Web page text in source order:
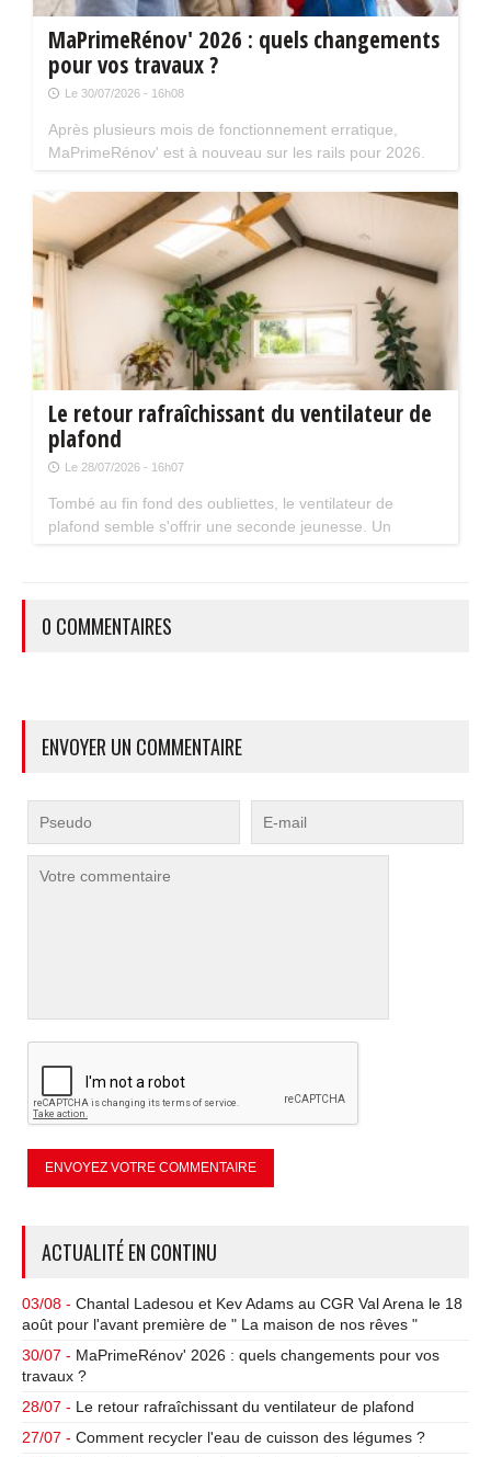
MaPrimeRénov' 2026 : quels changements
pour vos travaux ?
Le 30/07/2026 - 16h08
Après plusieurs mois de fonctionnement erratique,
MaPrimeRénov' est à nouveau sur les rails pour 2026.
limiter le nombre de chantiers éligibles. Tour d'horizon.
Le retour rafraîchissant du ventilateur de
plafond
Le 28/07/2026 - 16h07
Tombé au fin fond des oubliettes, le ventilateur de
plafond semble s'offrir une seconde jeunesse. Un
0 COMMENTAIRES
ENVOYER UN COMMENTAIRE
ACTUALITÉ EN CONTINU
03/08 - Chantal Ladesou et Kev Adams au CGR Val Arena le 18
août pour l'avant première de " La maison de nos rêves "
30/07 - MaPrimeRénov' 2026 : quels changements pour vos
travaux ?
28/07 - Le retour rafraîchissant du ventilateur de plafond
27/07 - Comment recycler l'eau de cuisson des légumes ?